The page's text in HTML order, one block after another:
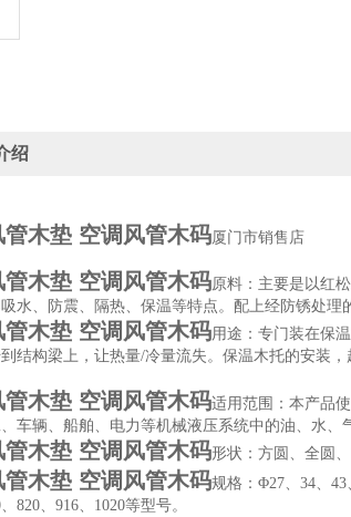
绍
管木垫 空调风管木码厦门市销售店
管木垫 空调风管木码原料：主要是以红
水、防震、隔热、保温等特点。配上经防锈处理
管木垫 空调风管木码用途：专门装在保
结构梁上，让热量/冷量流失。保温木托的安装
管木垫 空调风管木码适用范围：本产品
车辆、船舶、电力等机械液压系统中的油、水、
管木垫 空调风管木码形状：方圆、全圆
管木垫 空调风管木码规格：Φ27、34、43
820、916、1020等型号。